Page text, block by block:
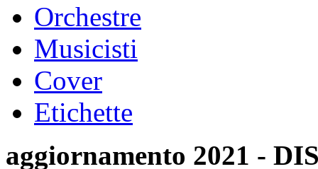
Orchestre
Musicisti
Cover
Etichette
aggiornamento 2021 -